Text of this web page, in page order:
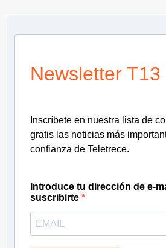
Newsletter T13
Inscríbete en nuestra lista de
gratis las noticias más
confianza de Teletrece.
Introduce tu dirección de e-
suscribirte